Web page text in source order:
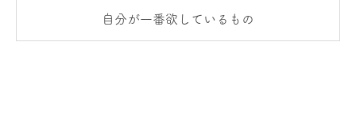
自分が一番欲しているもの